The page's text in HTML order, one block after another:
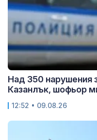
Над 350 нарушения
Казанлък, шофьор
12:52 • 09.08.26